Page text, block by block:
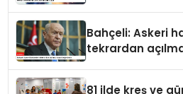
Bahçeli: Askeri
tekrardan
81 ilde kreş ve